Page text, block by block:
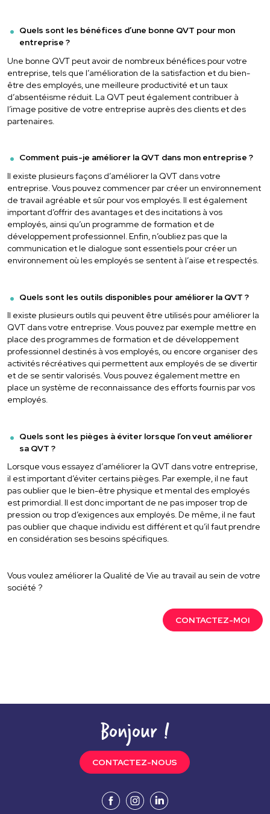
Quels sont les bénéfices d’une bonne QVT pour mon
entreprise ?
Une bonne QVT peut avoir de nombreux bénéfices pour votre
entreprise, tels que l’amélioration de la satisfaction et du bien-
être des employés, une meilleure productivité et un taux
d’absentéisme réduit. La QVT peut également contribuer à
l’image positive de votre entreprise auprès des clients et des
partenaires.
Comment puis-je améliorer la QVT dans mon entreprise ?
Il existe plusieurs façons d’améliorer la QVT dans votre
entreprise. Vous pouvez commencer par créer un environnement
de travail agréable et sûr pour vos employés. Il est également
important d’offrir des avantages et des incitations à vos
employés, ainsi qu’un programme de formation et de
développement professionnel. Enfin, n’oubliez pas que la
communication et le dialogue sont essentiels pour créer un
environnement où les employés se sentent à l’aise et respectés.
Quels sont les outils disponibles pour améliorer la QVT ?
Il existe plusieurs outils qui peuvent être utilisés pour améliorer la
QVT dans votre entreprise. Vous pouvez par exemple mettre en
place des programmes de formation et de développement
professionnel destinés à vos employés, ou encore organiser des
activités récréatives qui permettent aux employés de se divertir
et de se sentir valorisés. Vous pouvez également mettre en
place un système de reconnaissance des efforts fournis par vos
employés.
Quels sont les pièges à éviter lorsque l’on veut améliorer
sa QVT ?
Lorsque vous essayez d’améliorer la QVT dans votre entreprise,
il est important d’éviter certains pièges. Par exemple, il ne faut
pas oublier que le bien-être physique et mental des employés
est primordial. Il est donc important de ne pas imposer trop de
pression ou trop d’exigences aux employés. De même, il ne faut
pas oublier que chaque individu est différent et qu’il faut prendre
en considération ses besoins spécifiques.
Vous voulez améliorer la Qualité de Vie au travail au sein de votre
société ?
CONTACTEZ-MOI
Bonjour !
CONTACTEZ-NOUS